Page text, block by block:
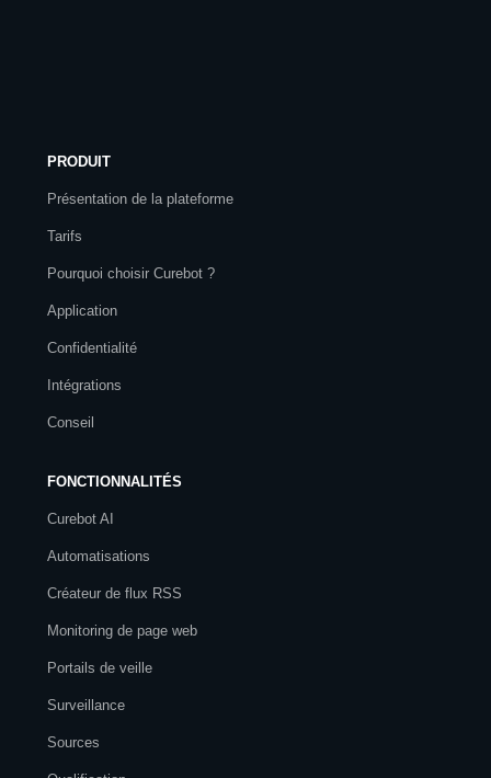
PRODUIT
Présentation de la plateforme
Tarifs
Pourquoi choisir Curebot ?
Application
Confidentialité
Intégrations
Conseil
FONCTIONNALITÉS
Curebot AI
Automatisations
Créateur de flux RSS
Monitoring de page web
Portails de veille
Surveillance
Sources